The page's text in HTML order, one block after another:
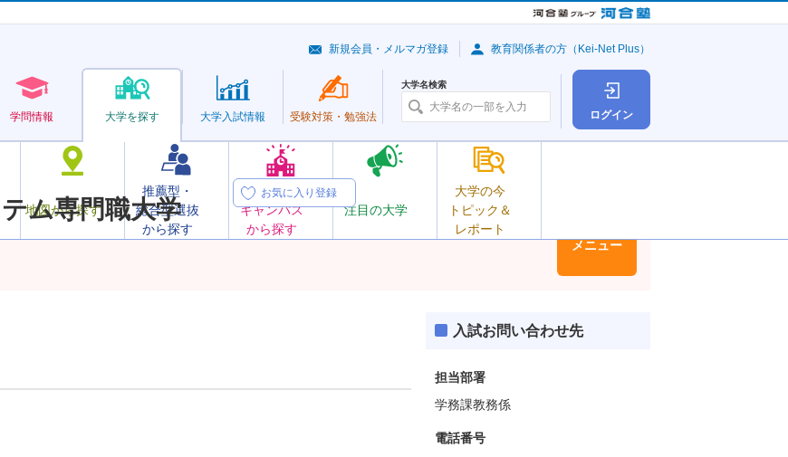
ログイン
学問情報 大学を探す
地図から探す
推薦型・
総合型選抜
から探す
オープン
キャンパス
から探す
注目の大学
大学の今
トピック＆
レポート
大学入試情報 受験対策・ 勉強法
大学名検索
新規会員・メルマガ登録 教育関係者の方（Kei-Net Plus）
ム専門職大学
お気に入り登録
メニュー
入試お問い合わせ先
担当部署
学務課教務係
電話番号